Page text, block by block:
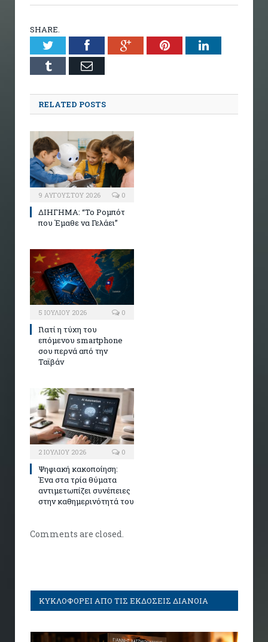
SHARE.
TwitterFacebookGoogle+PinterestLinkedIn
Tumblr Email
RELATED POSTS
9 ΑΥΓΟΎΣΤΟΥ 2026 0
ΔΙΗΓΗΜΑ: “Το Ρομπότ
που Έμαθε να Γελάει”
5 ΙΟΥΛΊΟΥ 2026 0
Γιατί η τύχη του
επόμενου smartphone
σου περνά από την
Ταϊβάν
2 ΙΟΥΛΊΟΥ 2026 0
Ψηφιακή κακοποίηση:
Ένα στα τρία θύματα
αντιμετωπίζει συνέπειες
στην καθημερινότητά του
Comments are closed.
ΚΥΚΛΟΦΟΡΕΙ ΑΠΟ ΤΙΣ ΕΚΔΟΣΕΙΣ ΔΙΑΝΟΙΑ